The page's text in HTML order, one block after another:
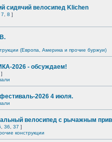
сидячий велосипед Klichen
7 8 ]
(Европа, Америка и прочие буржуи)
2026 - обсуждаем!
]
2026 4 июля.
велосипед с рычажным
36 37 ]
конструкции